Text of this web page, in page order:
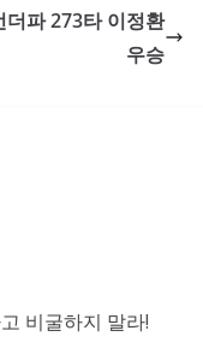
더파 273타 이정환
우승
비굴하지 말라!